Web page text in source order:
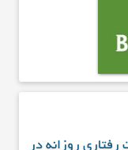
رفتاری روزانه در